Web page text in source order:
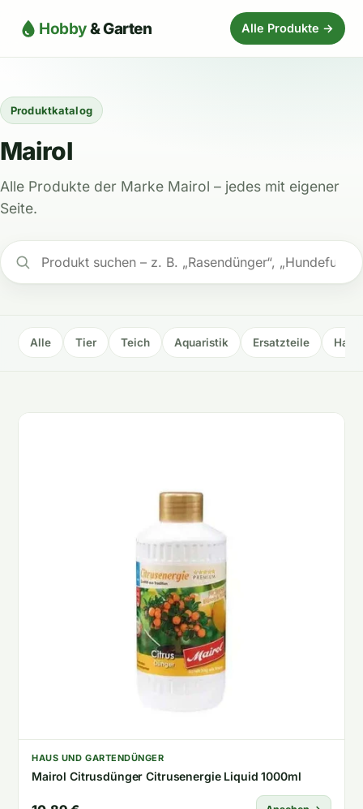
Hobby& Garten Alle Produkte →
Produktkatalog
Mairol
Alle Produkte der Marke Mairol – jedes mit eigener
Seite.
Alle Tier Teich Aquaristik Ersatzteile
HAUS UND GARTENDÜNGER
Mairol Citrusdünger Citrusenergie Liquid 1000ml